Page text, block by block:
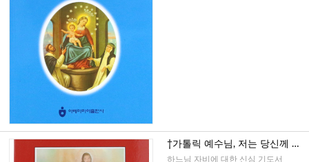
†가톨릭 예수님, 저는 당신께 의
탁합니다.(자비심 기도서)
하느님 자비에 대한 신심 기도서